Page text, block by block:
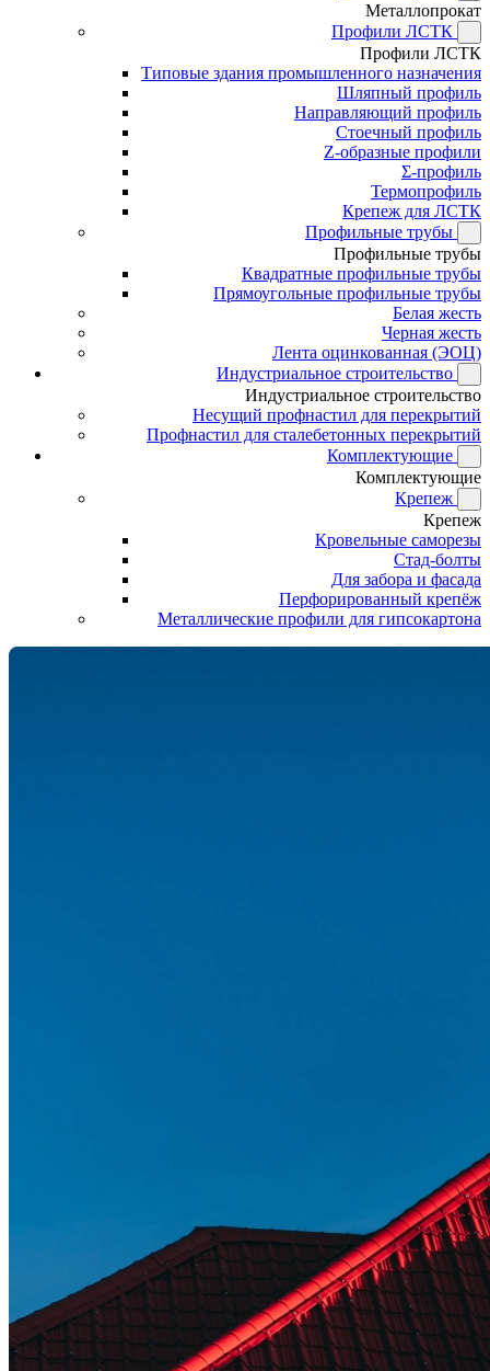
Металлопрокат
Профили ЛСТК
Профили ЛСТК
Типовые здания промышленного назначения
Шляпный профиль
Направляющий профиль
Стоечный профиль
Z-образные профили
Σ-профиль
Термопрофиль
Крепеж для ЛСТК
Профильные трубы
Профильные трубы
Квадратные профильные трубы
Прямоугольные профильные трубы
Белая жесть
Черная жесть
Лента оцинкованная (ЭОЦ)
Индустриальное строительство
Индустриальное строительство
Несущий профнастил для перекрытий
Профнастил для сталебетонных перекрытий
Комплектующие
Комплектующие
Крепеж
Крепеж
Кровельные саморезы
Стад-болты
Для забора и фасада
Перфорированный крепёж
Металлические профили для гипсокартона